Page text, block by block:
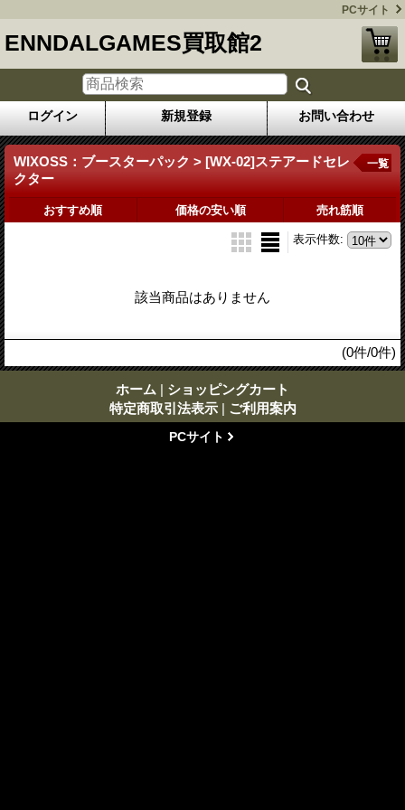
PCサイト
ENNDALGAMES買取館2
ログイン 新規登録 お問い合わせ
WIXOSS：ブースターパック > [WX-02]ステアードセレ
クター
一覧
おすすめ順 価格の安い順 売れ筋順
表示件数:
該当商品はありません
(0件/0件)
ホーム | ショッピングカート
特定商取引法表示 | ご利用案内
PCサイト